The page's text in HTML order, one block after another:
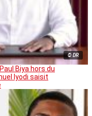
© DR
Biya hors du
Iyodi saisit